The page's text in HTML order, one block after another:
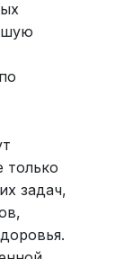
только
задач,